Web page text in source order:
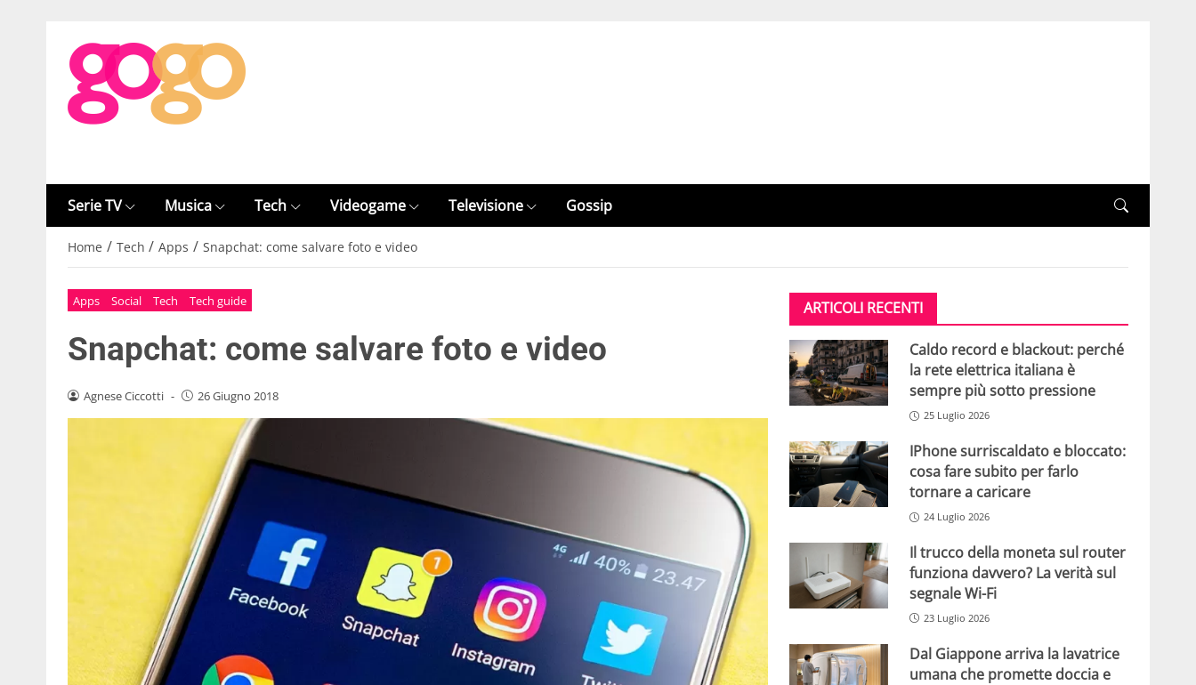
Serie TV Musica Tech Videogame Televisione Gossip
Home / Tech / Apps / Snapchat: come salvare foto e video
Apps Social Tech Tech guide
Snapchat: come salvare foto e video
Agnese Ciccotti - 26 Giugno 2018
ARTICOLI RECENTI
Caldo record e blackout: perché
la rete elettrica italiana è
sempre più sotto pressione
25 Luglio 2026
IPhone surriscaldato e bloccato:
cosa fare subito per farlo
tornare a caricare
24 Luglio 2026
Il trucco della moneta sul router
funziona davvero? La verità sul
segnale Wi-Fi
23 Luglio 2026
Dal Giappone arriva la lavatrice
umana che promette doccia e